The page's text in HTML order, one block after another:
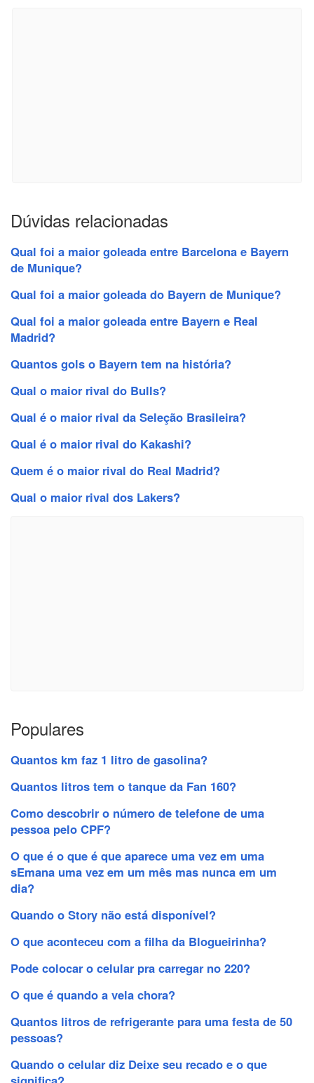
Dúvidas relacionadas
Qual foi a maior goleada entre Barcelona e Bayern
de Munique?
Qual foi a maior goleada do Bayern de Munique?
Qual foi a maior goleada entre Bayern e Real
Madrid?
Quantos gols o Bayern tem na história?
Qual o maior rival do Bulls?
Qual é o maior rival da Seleção Brasileira?
Qual é o maior rival do Kakashi?
Quem é o maior rival do Real Madrid?
Qual o maior rival dos Lakers?
Populares
Quantos km faz 1 litro de gasolina?
Quantos litros tem o tanque da Fan 160?
Como descobrir o número de telefone de uma
pessoa pelo CPF?
O que é o que é que aparece uma vez em uma
sEmana uma vez em um mês mas nunca em um
dia?
Quando o Story não está disponível?
O que aconteceu com a filha da Blogueirinha?
Pode colocar o celular pra carregar no 220?
O que é quando a vela chora?
Quantos litros de refrigerante para uma festa de 50
pessoas?
Quando o celular diz Deixe seu recado e o que